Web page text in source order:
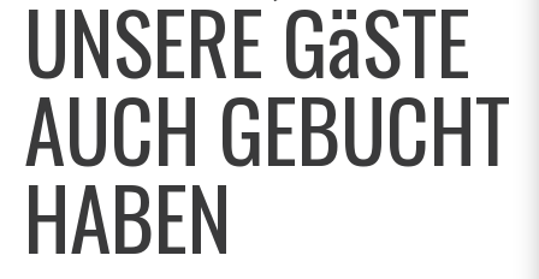
UNSERE GäSTE
AUCH GEBUCHT
HABEN